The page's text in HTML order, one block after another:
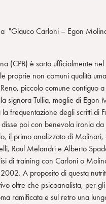
"Glauco Carloni – Egon
(CPB) è sorto ufficialmente
proprie non comuni qualità
piccolo comune contiguo
signora Tullia, moglie di
frequentazione degli scritti
poi con benevola ironia
il primo analizzato di
Raul Melandri e Alberto
di training con Carloni o
A proposito di questa
oltre che psicoanalista, per
ramificata e sul retro una